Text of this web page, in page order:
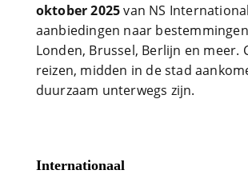
oktober 2025van NS International
aanbiedingen naar
Londen, Brussel, Berlijn en meer.
reizen, midden in de stad
duurzaam unterwegs zijn.
Internationaal